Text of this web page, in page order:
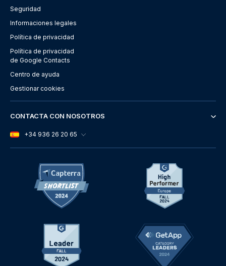
Seguridad
Informaciones legales
Política de privacidad
Política de privacidad
de Google Contacts
Centro de ayuda
Gestionar cookies
CONTACTA CON NOSOTROS
+34 936 26 20 65